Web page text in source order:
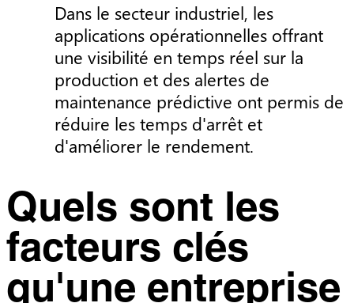
Dans le secteur industriel, les
applications opérationnelles offrant
une visibilité en temps réel sur la
production et des alertes de
maintenance prédictive ont permis de
réduire les temps d'arrêt et
d'améliorer le rendement.
Quels sont les
facteurs clés
qu'une entreprise